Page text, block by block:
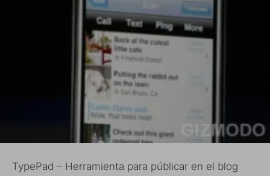
TypePad – Herramienta para públicar en el blog